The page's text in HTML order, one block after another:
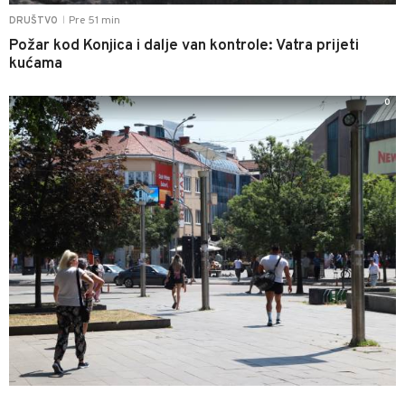
DRUŠTVO Pre 51 min
Požar kod Konjica i dalje van kontrole: Vatra prijeti
kućama
0